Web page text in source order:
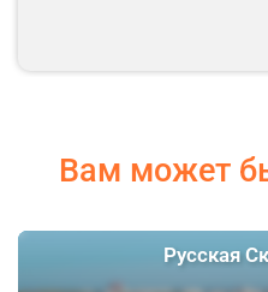
Вам может
Русская